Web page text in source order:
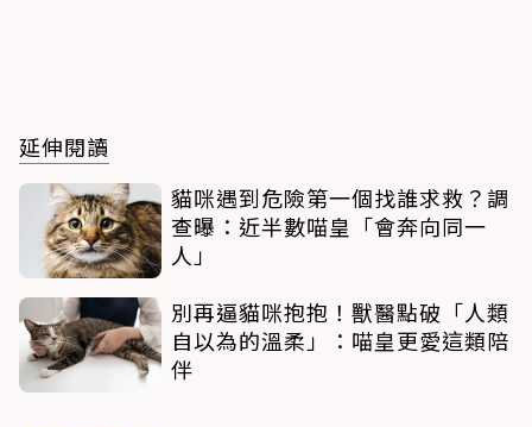
延伸閱讀
貓咪遇到危險第一個找誰求救？調
查曝：近半數喵皇「會奔向同一
人」
別再逼貓咪抱抱！獸醫點破「人類
自以為的溫柔」：喵皇更愛這類陪
伴